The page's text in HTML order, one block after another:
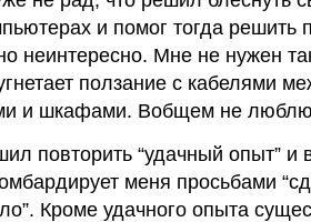
и помог тогда решить
неинтересно. Мне не нужен
ползание с кабелями
и шкафами. Вобщем не люблю
повторить “удачный опыт” и
меня просьбами
Кроме удачного опыта